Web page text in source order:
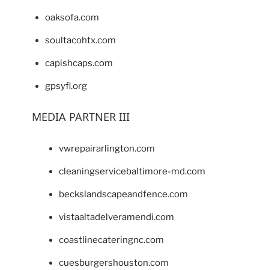
oaksofa.com
soultacohtx.com
capishcaps.com
gpsyfl.org
MEDIA PARTNER III
vwrepairarlington.com
cleaningservicebaltimore-md.com
beckslandscapeandfence.com
vistaaltadelveramendi.com
coastlinecateringnc.com
cuesburgershouston.com